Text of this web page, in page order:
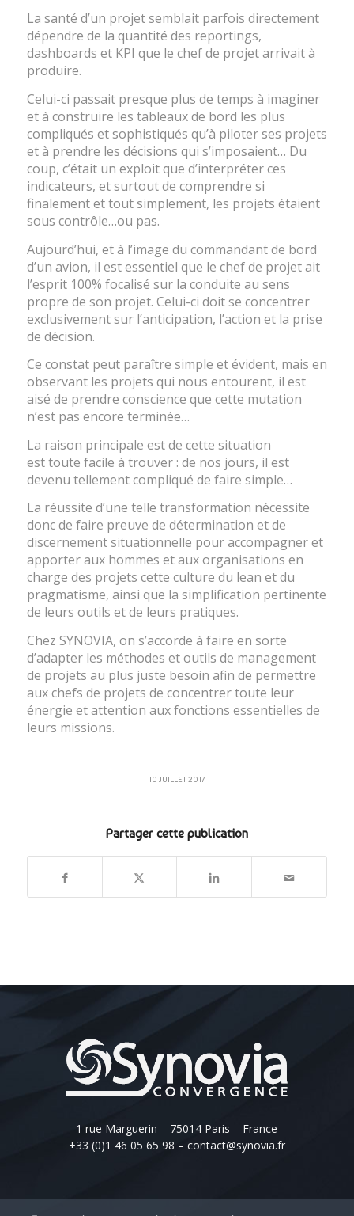
La santé d’un projet semblait parfois directement
dépendre de la quantité des reportings,
dashboards et KPI que le chef de projet arrivait à
produire.
Celui-ci passait presque plus de temps à imaginer
et à construire les tableaux de bord les plus
compliqués et sophistiqués qu’à piloter ses projets
et à prendre les décisions qui s’imposaient… Du
coup, c’était un exploit que d’interpréter ces
indicateurs, et surtout de comprendre si
finalement et tout simplement, les projets étaient
sous contrôle…ou pas.
Aujourd’hui, et à l’image du commandant de bord
d’un avion, il est essentiel que le chef de projet ait
l’esprit 100% focalisé sur la conduite au sens
propre de son projet. Celui-ci doit se concentrer
exclusivement sur l’anticipation, l’action et la prise
de décision.
Ce constat peut paraître simple et évident, mais en
observant les projets qui nous entourent, il est
aisé de prendre conscience que cette mutation
n’est pas encore terminée…
La raison principale est de cette situation
est toute facile à trouver : de nos jours, il est
devenu tellement compliqué de faire simple…
La réussite d’une telle transformation nécessite
donc de faire preuve de détermination et de
discernement situationnelle pour accompagner et
apporter aux hommes et aux organisations en
charge des projets cette culture du lean et du
pragmatisme, ainsi que la simplification pertinente
de leurs outils et de leurs pratiques.
Chez SYNOVIA, on s’accorde à faire en sorte
d’adapter les méthodes et outils de management
de projets au plus juste besoin afin de permettre
aux chefs de projets de concentrer toute leur
énergie et attention aux fonctions essentielles de
leurs missions.
10 JUILLET 2017
Partager cette publication
1 rue Marguerin – 75014 Paris – France
+33 (0)1 46 05 65 98 – contact@synovia.fr